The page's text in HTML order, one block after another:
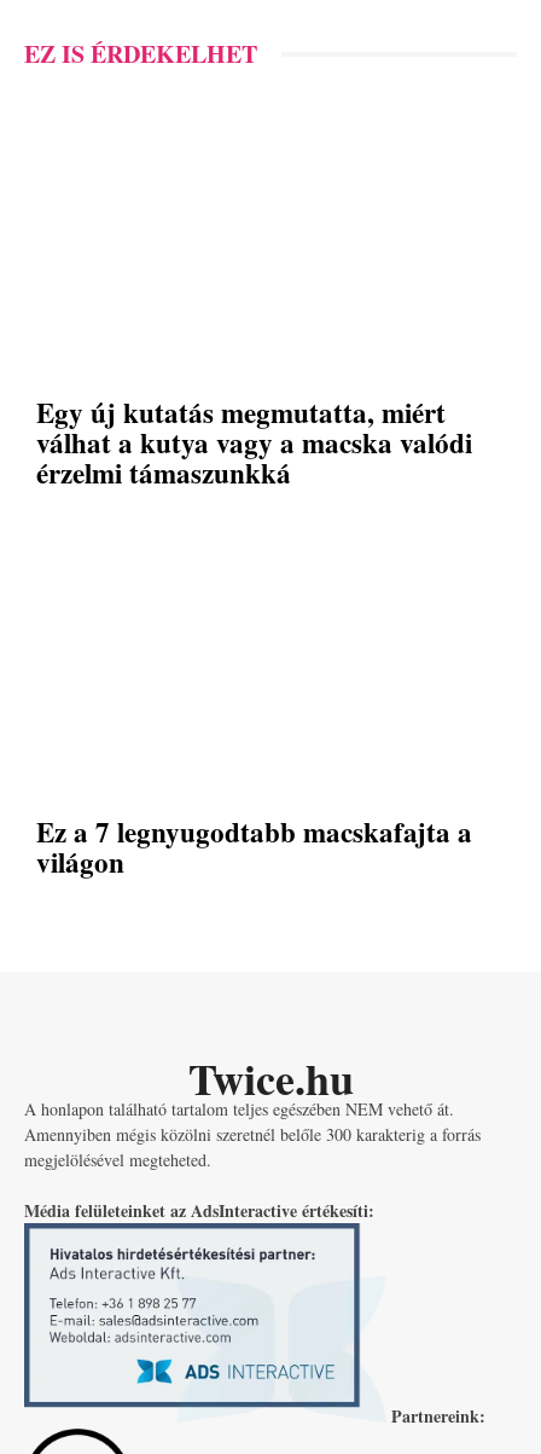
EZ IS ÉRDEKELHET
Egy új kutatás megmutatta, miért
válhat a kutya vagy a macska valódi
érzelmi támaszunkká
Ez a 7 legnyugodtabb macskafajta a
világon
Twice.hu
A honlapon található tartalom teljes egészében NEM vehető át.
Amennyiben mégis közölni szeretnél belőle 300 karakterig a forrás
megjelölésével megteheted.
Média felületeinket az AdsInteractive értékesíti:
Partnereink: